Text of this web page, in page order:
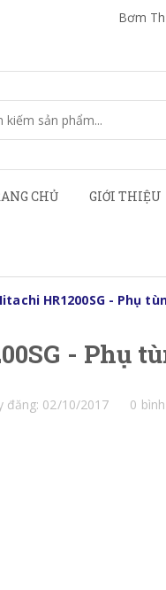
Bơm
CHỦ GIỚI THIỆU
HR1200SG - Phụ
- Phụ
đăng: 02/10/2017 0